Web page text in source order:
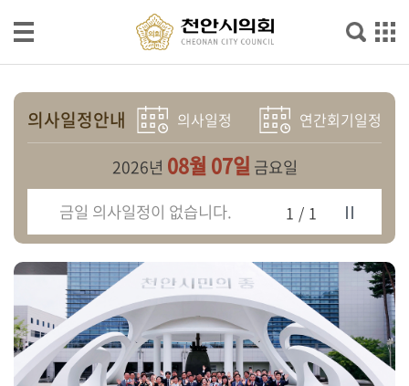
본문으로 바로가기
메인메뉴 바로가기
의
회
소
광
장
의
정
활
동
의사일정안내
2026년 08월 07일 금요일
금일 의사일정이 없습니다.
1/1
의사일정 연간회기일정